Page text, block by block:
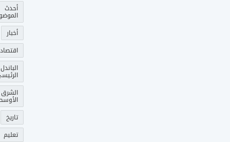
أحدث
أخبار
اقتصاد
الباندل
الشرق
تاريخ
تعليم